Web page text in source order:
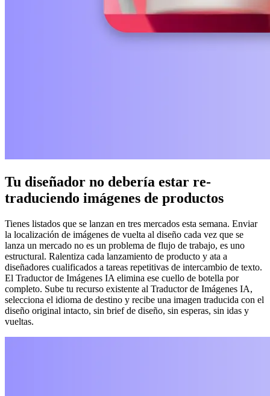
Tu diseñador no debería estar re-
traduciendo imágenes de productos
Tienes listados que se lanzan en tres mercados esta semana. Enviar
la localización de imágenes de vuelta al diseño cada vez que se
lanza un mercado no es un problema de flujo de trabajo, es uno
estructural. Ralentiza cada lanzamiento de producto y ata a
diseñadores cualificados a tareas repetitivas de intercambio de texto.
El Traductor de Imágenes IA elimina ese cuello de botella por
completo. Sube tu recurso existente al Traductor de Imágenes IA,
selecciona el idioma de destino y recibe una imagen traducida con el
diseño original intacto, sin brief de diseño, sin esperas, sin idas y
vueltas.